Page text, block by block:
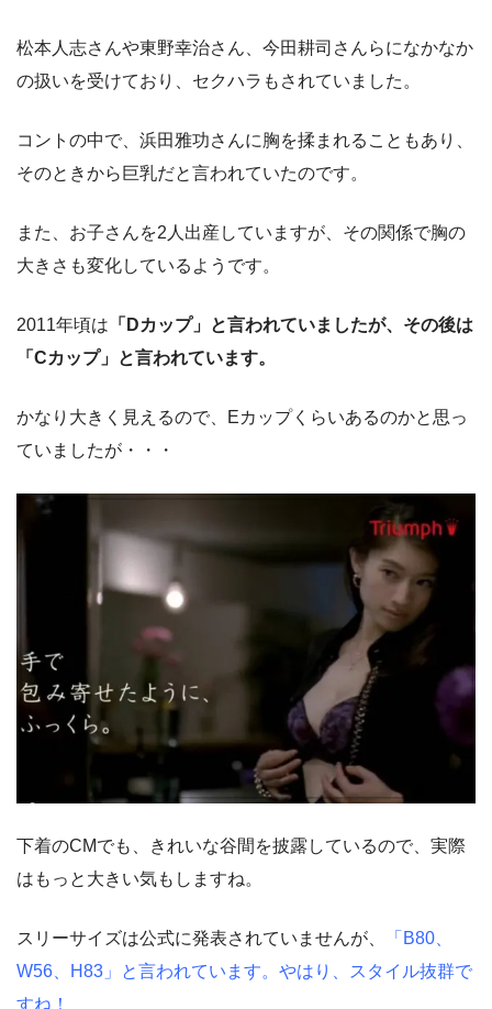
松本人志さんや東野幸治さん、今田耕司さんらになかなか
の扱いを受けており、セクハラもされていました。
コントの中で、浜田雅功さんに胸を揉まれることもあり、
そのときから巨乳だと言われていたのです。
また、お子さんを2人出産していますが、その関係で胸の
大きさも変化しているようです。
2011年頃は 「Dカップ」と言われていましたが、その後は
「Cカップ」と言われています。
かなり大きく見えるので、Eカップくらいあるのかと思っ
ていましたが・・・
下着のCMでも、きれいな谷間を披露しているので、実際
はもっと大きい気もしますね。
スリーサイズは公式に発表されていませんが、
「B80、
W56、H83」と言われています。やはり、スタイル抜群で
すね！